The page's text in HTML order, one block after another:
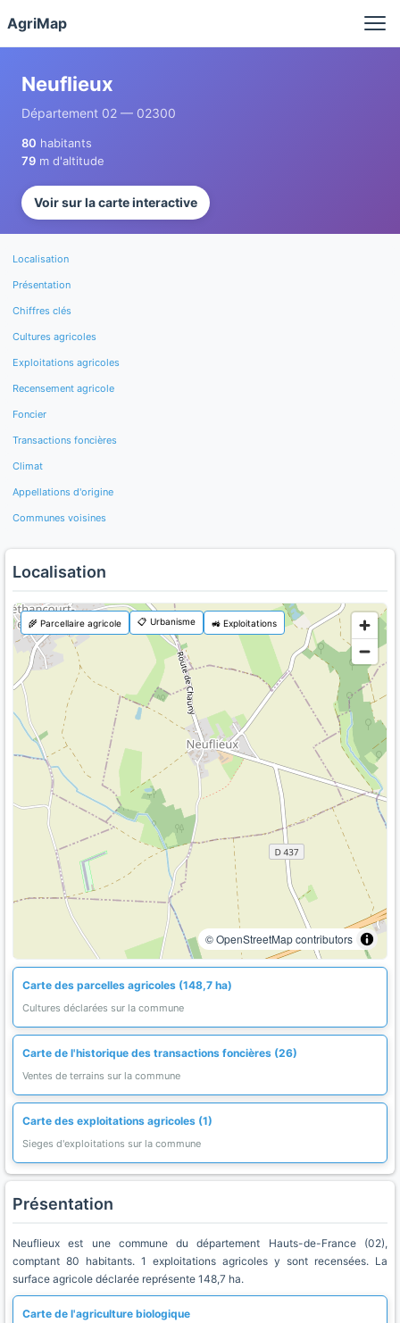
AgriMap
Neuflieux
Département 02 — 02300
80 habitants
79 m d'altitude
Voir sur la carte interactive
Localisation
Présentation
Chiffres clés
Cultures agricoles
Exploitations agricoles
Recensement agricole
Foncier
Transactions foncières
Climat
Appellations d'origine
Communes voisines
Localisation
© OpenStreetMap contributors
🌾 Parcellaire agricole 📋 Urbanisme 🚜 Exploitations
Carte des parcelles agricoles (148,7 ha)
Cultures déclarées sur la commune
Carte de l'historique des transactions foncières (26)
Ventes de terrains sur la commune
Carte des exploitations agricoles (1)
Sieges d'exploitations sur la commune
Présentation
Neuflieux est une commune du département Hauts-de-France (02),
comptant 80 habitants. 1 exploitations agricoles y sont recensées. La
surface agricole déclarée représente 148,7 ha.
Carte de l'agriculture biologique